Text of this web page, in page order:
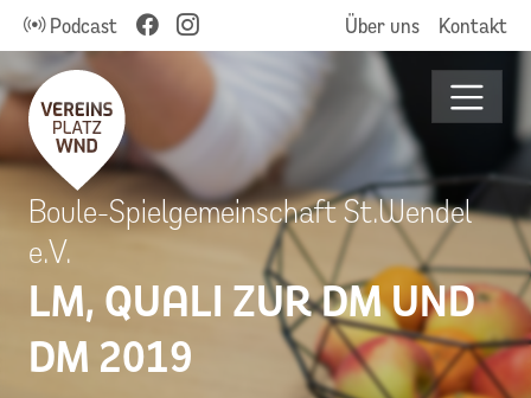
Podcast Über uns Kontakt
LM, QUALI ZUR DM UND
DM 2019
Boule-Spielgemeinschaft St.Wendel
e.V.